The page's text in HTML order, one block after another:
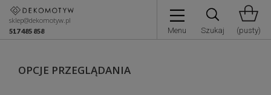
Menu Szukaj (pusty)
sklep@dekomotyw.pl
517 485 858
OPCJE PRZEGLĄDANIA